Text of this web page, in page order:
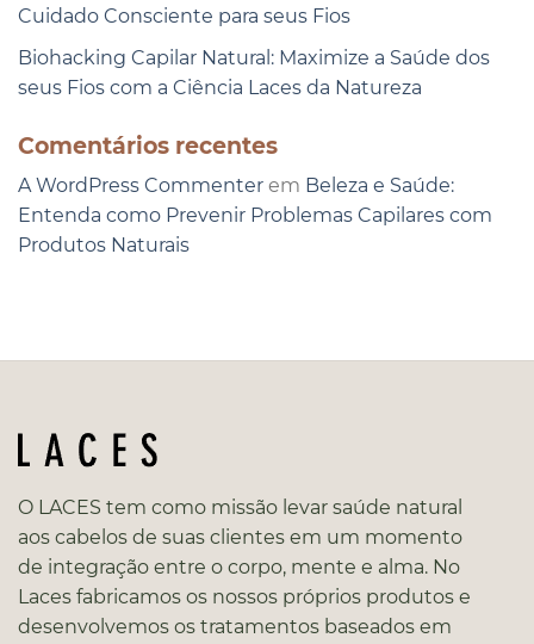
Cuidado Consciente para seus Fios
Biohacking Capilar Natural: Maximize a Saúde dos
seus Fios com a Ciência Laces da Natureza
Comentários recentes
A WordPress Commenter em Beleza e Saúde:
Entenda como Prevenir Problemas Capilares com
Produtos Naturais
O LACES tem como missão levar saúde natural
aos cabelos de suas clientes em um momento
de integração entre o corpo, mente e alma. No
Laces fabricamos os nossos próprios produtos e
desenvolvemos os tratamentos baseados em